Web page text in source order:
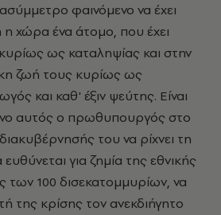
ασύμμετρο φαινόμενο να έχει
χώρα ένα άτομο, που έχει
κυρίως ως καταληψίας και στην
ζωή τους κυρίως ως
και καθ' έξιν ψεύτης. Είναι
αυτός ο πρωθυπουργός στο
του να ρίχνει τη
για ζημία της εθνικής
των 100 δισεκατομμυρίων, να
της κρίσης τον ανεκδιήγητο